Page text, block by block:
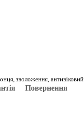
зволоження, антивіковий
Повернення